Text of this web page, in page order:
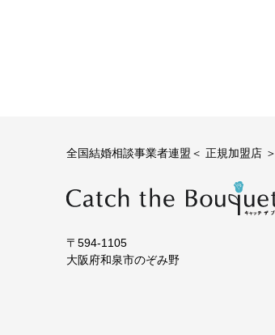
全国結婚相談事業者連盟＜ 正規加盟店 ＞
〒594-1105
大阪府和泉市のぞみ野